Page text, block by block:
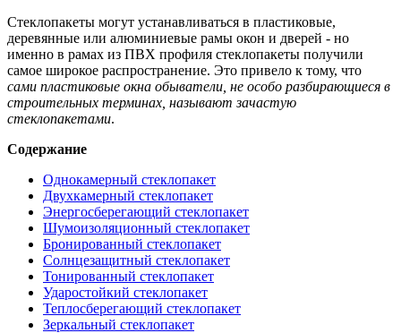
Стеклопакеты могут устанавливаться в пластиковые,
деревянные или алюминиевые рамы окон и дверей - но
именно в рамах из ПВХ профиля стеклопакеты получили
самое широкое распространение. Это привело к тому, что
сами пластиковые окна обыватели, не особо разбирающиеся в
строительных терминах, называют зачастую
стеклопакетами.
Содержание
Однокамерный стеклопакет
Двухкамерный стеклопакет
Энергосберегающий стеклопакет
Шумоизоляционный стеклопакет
Бронированный стеклопакет
Солнцезащитный стеклопакет
Тонированный стеклопакет
Ударостойкий стеклопакет
Теплосберегающий стеклопакет
Зеркальный стеклопакет